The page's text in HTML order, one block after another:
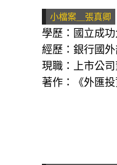
小檔案＿張真卿
學歷：國立成
經歷：銀行國
現職：上市公
著作：《外匯